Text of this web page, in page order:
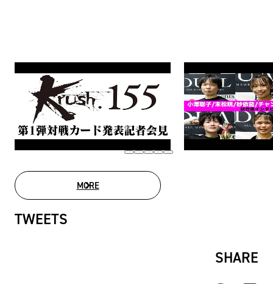
MOREMOVIE LIST
TWEETS
SHARE